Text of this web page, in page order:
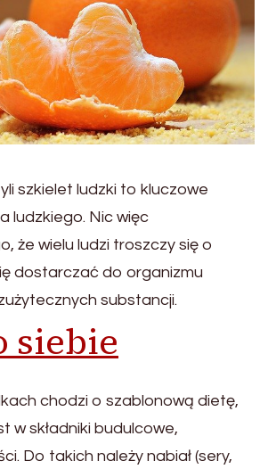
szkielet ludzki to kluczowe
ludzkiego. Nic więc
że wielu ludzi troszczy się o
dostarczać do organizmu
substancji.
siebie
chodzi o szablonową dietę,
w składniki budulcowe,
Do takich należy nabiał (sery,